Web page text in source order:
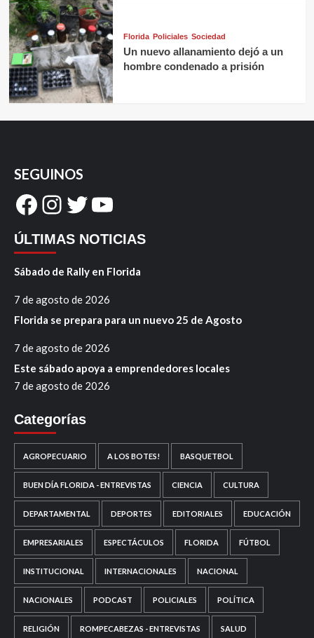
Florida Policiales Sociedad
Un nuevo allanamiento dejó a un
hombre condenado a prisión
SEGUINOS
Facebook
Instagram
Twitter
YouTube
ÚLTIMAS NOTICIAS
Sábado de Rally en Florida
7 de agosto de 2026
Florida se prepara para un nuevo 25 de Agosto
7 de agosto de 2026
Este sábado apoya a emprendedores locales
7 de agosto de 2026
Categorías
AGROPECUARIO A LOS BOTES! BASQUETBOL
BUEN DÍA FLORIDA - ENTREVISTAS CIENCIA CULTURA
DEPARTAMENTAL DEPORTES EDITORIALES EDUCACIÓN
EMPRESARIALES ESPECTÁCULOS FLORIDA FÚTBOL
INSTITUCIONAL INTERNACIONALES NACIONAL
NACIONALES PODCAST POLICIALES POLÍTICA
RELIGIÓN ROMPECABEZAS - ENTREVISTAS SALUD